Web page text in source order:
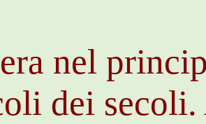
nel
dei